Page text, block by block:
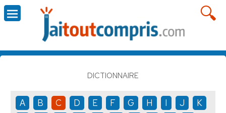
DICTIONNAIRE
A B C D E F G H I J
K